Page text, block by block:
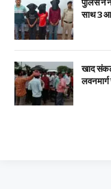
पुलिस ने
साथ 3
खाद संकट
लवन